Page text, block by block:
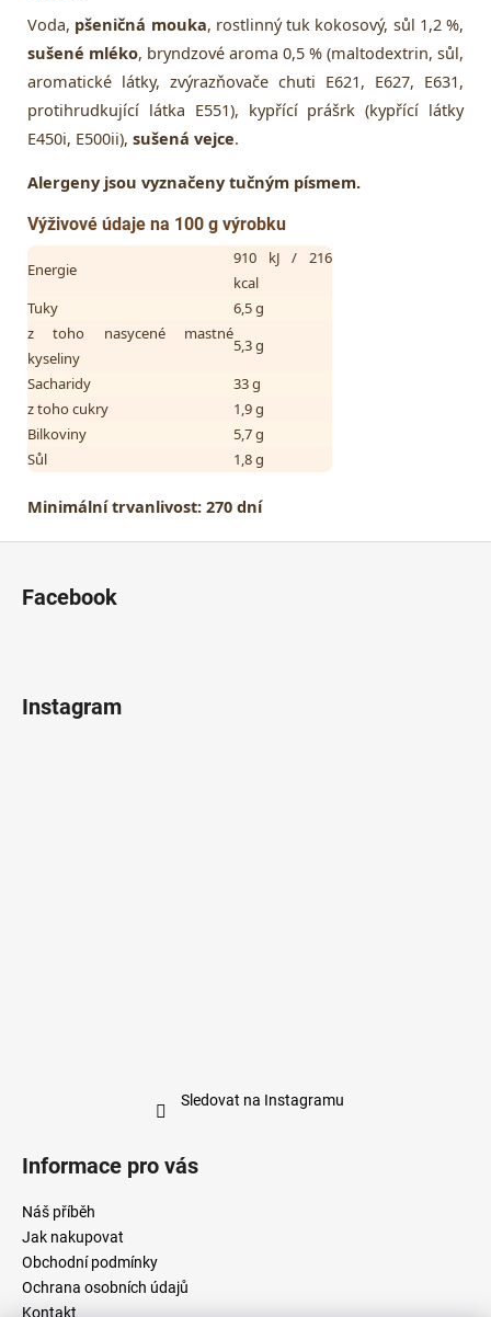
Voda, pšeničná mouka, rostlinný tuk kokosový, sůl 1,2 %,
sušené mléko, bryndzové aroma 0,5 % (maltodextrin, sůl,
aromatické látky, zvýrazňovače chuti E621, E627, E631,
protihrudkující látka E551), kypřící prášrk (kypřící látky
E450i, E500ii), sušená vejce.
Alergeny jsou vyznačeny tučným písmem.
Výživové údaje na 100 g výrobku
Energie
910 kJ / 216
kcal
Tuky
6,5 g
z toho nasycené mastné
kyseliny
5,3 g
Sacharidy
33 g
z toho cukry
1,9 g
Bilkoviny
5,7 g
Sůl
1,8 g
Minimální trvanlivost: 270 dní
Facebook
Instagram
Sledovat na Instagramu
Informace pro vás
Náš příběh
Jak nakupovat
Obchodní podmínky
Ochrana osobních údajů
Kontakt